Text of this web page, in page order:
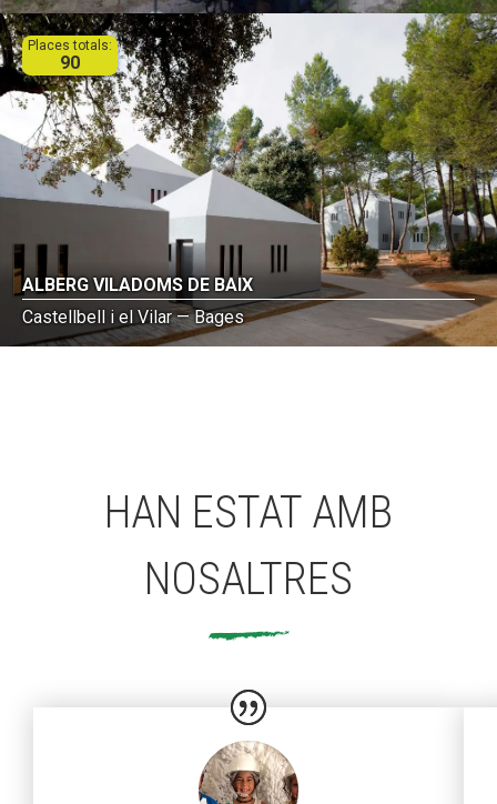
ALBERG VILADOMS DE BAIX
Castellbell i el Vilar — Bages
Places totals:
90
HAN ESTAT AMB
NOSALTRES